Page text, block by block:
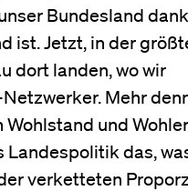
Bundesland
ist. Jetzt, in der
dort landen, wo wir
Mehr
und
das,
verketteten